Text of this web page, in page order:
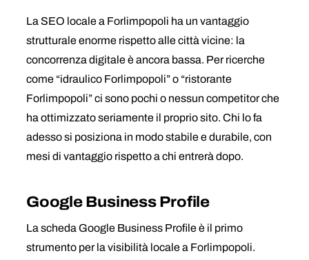
La SEO locale a Forlimpopoli ha un vantaggio
strutturale enorme rispetto alle città vicine: la
concorrenza digitale è ancora bassa. Per ricerche
come “idraulico Forlimpopoli” o “ristorante
Forlimpopoli” ci sono pochi o nessun competitor che
ha ottimizzato seriamente il proprio sito. Chi lo fa
adesso si posiziona in modo stabile e durabile, con
mesi di vantaggio rispetto a chi entrerà dopo.
Google Business Profile
La scheda Google Business Profile è il primo
strumento per la visibilità locale a Forlimpopoli.